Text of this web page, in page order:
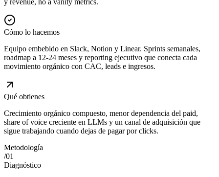
y revenue, no a vanity metrics.
Cómo lo hacemos
Equipo embebido en Slack, Notion y Linear. Sprints semanales,
roadmap a 12-24 meses y reporting ejecutivo que conecta cada
movimiento orgánico con CAC, leads e ingresos.
Qué obtienes
Crecimiento orgánico compuesto, menor dependencia del paid,
share of voice creciente en LLMs y un canal de adquisición que
sigue trabajando cuando dejas de pagar por clicks.
Metodología
/01
Diagnóstico